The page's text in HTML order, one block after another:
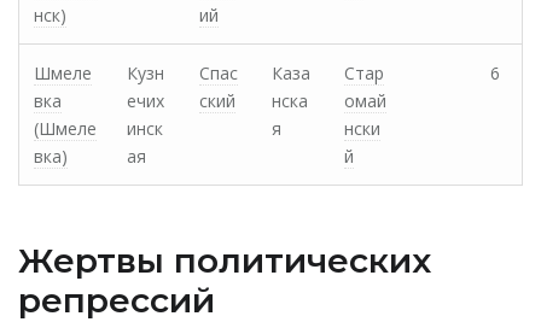
нск)
ий
Шмеле
вка
(Шмеле
вка)
Кузн
ечих
инск
ая
Спас
ский
Каза
нска
я
Стар
омай
нски
й
6
Жертвы политических
репрессий